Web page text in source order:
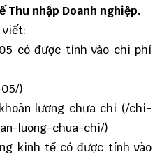
nhập Doanh nghiệp.
viết:
có được tính vào chi phí
)
lương chưa chi (/chi-
luong-chua-chi/)
kinh tế có được tính vào